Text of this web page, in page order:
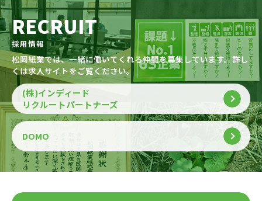
RECRUIT
採用情報
松岡紙業では、一緒に働いてくれる仲間を募集しています。詳し
くは求人サイトをご覧ください。
(株)インディード
リクルートパートナーズ
DOMO